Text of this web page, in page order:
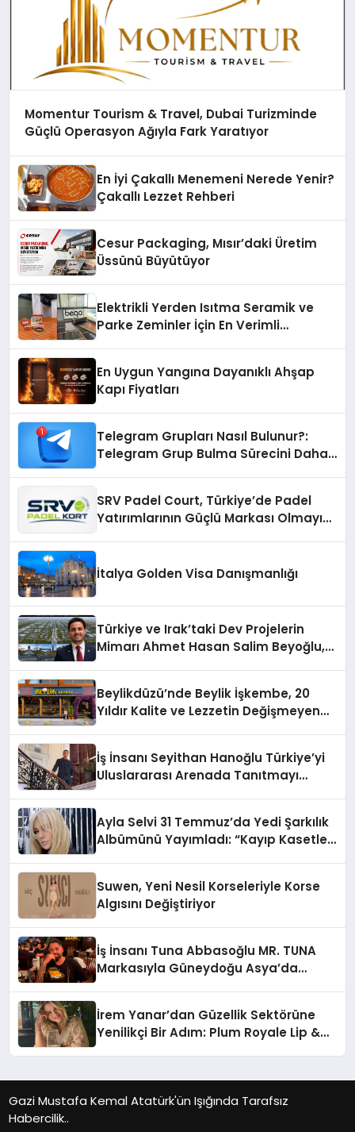
Momentur Tourism & Travel, Dubai Turizminde
Güçlü Operasyon Ağıyla Fark Yaratıyor
En İyi Çakallı Menemeni Nerede Yenir?
Çakallı Lezzet Rehberi
Cesur Packaging, Mısır’daki Üretim
Üssünü Büyütüyor
Elektrikli Yerden Isıtma Seramik ve
Parke Zeminler İçin En Verimli
En Uygun Yangına Dayanıklı Ahşap
Kapı Fiyatları
Telegram Grupları Nasıl Bulunur?:
Telegram Grup Bulma Sürecini Daha
SRV Padel Court, Türkiye’de Padel
Yatırımlarının Güçlü Markası Olmayı
İtalya Golden Visa Danışmanlığı
Türkiye ve Irak’taki Dev Projelerin
Mimarı Ahmet Hasan Salim Beyoğlu,
Hayata Geçirecek
Beylikdüzü’nde Beylik İşkembe, 20
Yıldır Kalite ve Lezzetin Değişmeyen
İş İnsanı Seyithan Hanoğlu Türkiye’yi
Uluslararası Arenada Tanıtmayı
Ayla Selvi 31 Temmuz’da Yedi Şarkılık
Albümünü Yayımladı: “Kayıp Kasetler
Suwen, Yeni Nesil Korseleriyle Korse
Algısını Değiştiriyor
İş İnsanı Tuna Abbasoğlu MR. TUNA
Markasıyla Güneydoğu Asya’da
İrem Yanar’dan Güzellik Sektörüne
Yenilikçi Bir Adım: Plum Royale Lip &
Gazi Mustafa Kemal Atatürk'ün Işığında Tarafsız
Habercilik..